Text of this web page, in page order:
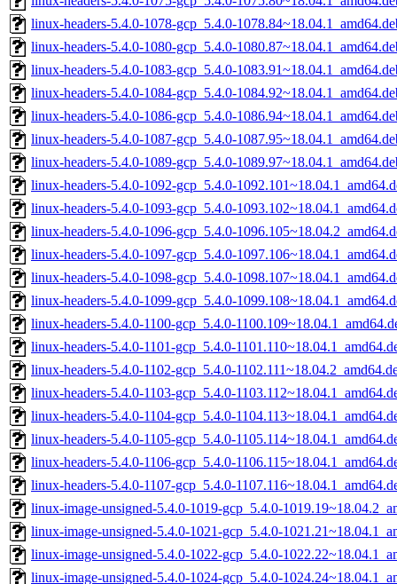
linux-headers-5.4.0-1078-gcp_5.4.0-
linux-headers-5.4.0-1080-gcp_5.4.0-
linux-headers-5.4.0-1083-gcp_5.4.0-
linux-headers-5.4.0-1084-gcp_5.4.0-
linux-headers-5.4.0-1086-gcp_5.4.0-
linux-headers-5.4.0-1087-gcp_5.4.0-
linux-headers-5.4.0-1089-gcp_5.4.0-
linux-headers-5.4.0-1092-gcp_5.4.0-
linux-headers-5.4.0-1093-gcp_5.4.0-
linux-headers-5.4.0-1096-gcp_5.4.0-
linux-headers-5.4.0-1097-gcp_5.4.0-
linux-headers-5.4.0-1098-gcp_5.4.0-
linux-headers-5.4.0-1099-gcp_5.4.0-
linux-headers-5.4.0-1100-gcp_5.4.0-
linux-headers-5.4.0-1101-gcp_5.4.0-
linux-headers-5.4.0-1102-gcp_5.4.0-
linux-headers-5.4.0-1103-gcp_5.4.0-
linux-headers-5.4.0-1104-gcp_5.4.0-
linux-headers-5.4.0-1105-gcp_5.4.0-
linux-headers-5.4.0-1106-gcp_5.4.0-
linux-headers-5.4.0-1107-gcp_5.4.0-
linux-image-unsigned-5.4.0-1019-gcp_5.4.0-
linux-image-unsigned-5.4.0-1021-gcp_5.4.0-
linux-image-unsigned-5.4.0-1022-gcp_5.4.0-
linux-image-unsigned-5.4.0-1024-gcp_5.4.0-